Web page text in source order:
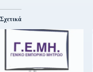
Σχετικά